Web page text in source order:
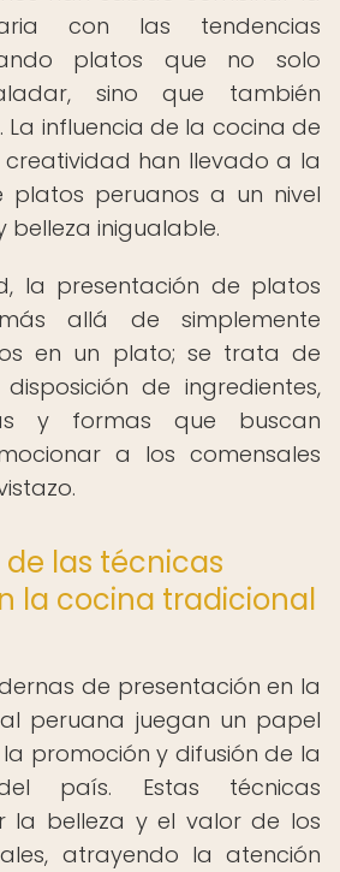
con las tendencias
platos que no solo
sino que también
influencia de la cocina de
han llevado a la
platos peruanos a un nivel
belleza inigualable.
la presentación de platos
allá de simplemente
en un plato; se trata de
de ingredientes,
y formas que buscan
a los comensales
las técnicas
la cocina tradicional
de presentación en la
peruana juegan un papel
promoción y difusión de la
país. Estas técnicas
la belleza y el valor de los
atrayendo la atención